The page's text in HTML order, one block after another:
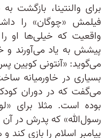
برای والنتینا، بازگشت
فیلمش «چوگان» را
واقعیت که خیلی‌ها او
پیشش به یاد می‌آورند و
می‌گوید: «آنتونی کویین
بسیاری در خاورمیانه
می‌گفت که در دوران
بوده است. مثلا برای
رسول‌الله» که پدرش در
پیامبر اسلام را بازی